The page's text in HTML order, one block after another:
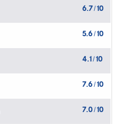
6.7/10
5.6 /10
4.1/10
7.6 /10
7.0/10